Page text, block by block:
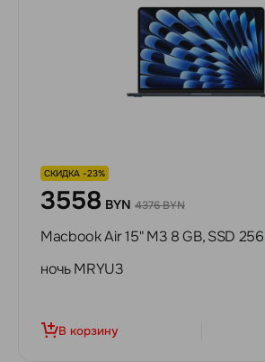
СКИДКА -23%
3558 BYN 4376 BYN
Macbook Air 15" M3 8 GB, SSD
ночь MRYU3
В корзину